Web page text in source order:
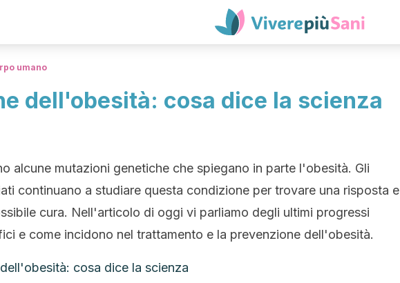
umano
dell'obesità: cosa dice la scienza
alcune mutazioni genetiche che spiegano in parte l'obesità. Gli
continuano a studiare questa condizione per trovare una risposta e
cura. Nell'articolo di oggi vi parliamo degli ultimi progressi
e come incidono nel trattamento e la prevenzione dell'obesità.